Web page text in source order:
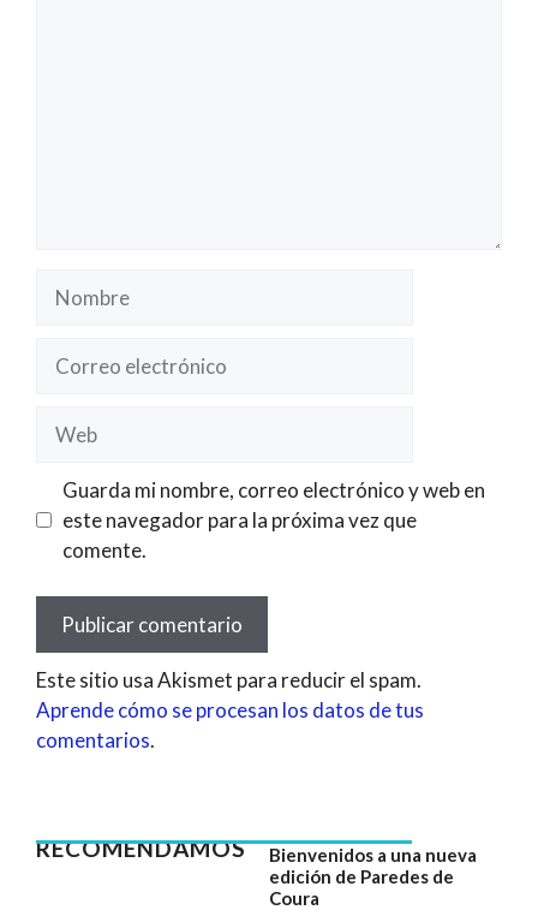
electrónico
Guarda mi nombre, correo electrónico y web en
este navegador para la próxima vez que
comente.
Este sitio usa Akismet para reducir el spam.
Aprende cómo se procesan los datos de tus
comentarios.
RECOMENDAMOS
Bienvenidos a una nueva
edición de Paredes de
Coura